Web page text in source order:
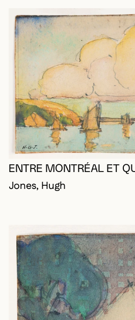
ENTRE MONTRÉAL ET
Jones, Hugh